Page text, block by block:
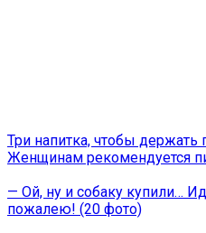
Три напитка, чтобы
Женщинам рекомендуется
— Ой, ну и собаку купили…
пожалею! (20 фото)